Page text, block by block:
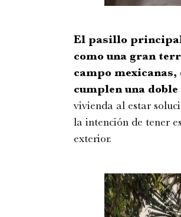
El pasillo
como una gran
campo
cumplen una
vivienda al estar
la intención de tener
exterior.